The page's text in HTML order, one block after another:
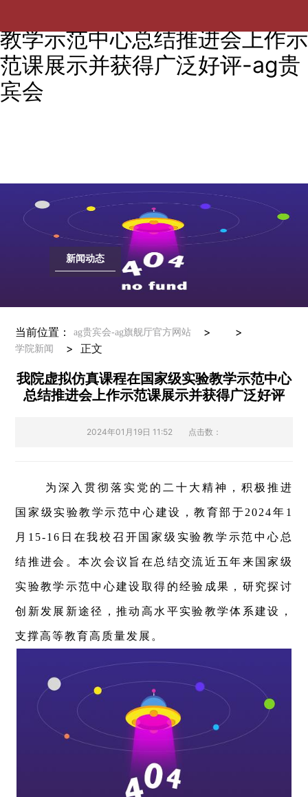
教学示范中心总结推进会上作示
范课展示并获得广泛好评-ag贵
宾会
新闻动态
当前位置： ag贵宾会-ag旗舰厅官方网站 > >
学院新闻 > 正文
我院虚拟仿真课程在国家级实验教学示范中心
总结推进会上作示范课展示并获得广泛好评
2024年01月19日 11:52 点击数：
为深入贯彻落实党的二十大精神，积极推进
国家级实验教学示范中心建设，教育部于2024年1
月15-16日在我校召开国家级实验教学示范中心总
结推进会。本次会议旨在总结交流近五年来国家级
实验教学示范中心建设取得的经验成果，研究探讨
创新发展新途径，推动高水平实验教学体系建设，
支撑高等教育高质量发展。